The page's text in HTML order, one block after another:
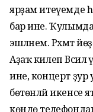
ярҙам итеүемде
бар ине.
эшләнем. Рәхмәт
Аҙаҡ килеп
ине, концерт ҙур
бөтөнләй икенсе
көндө